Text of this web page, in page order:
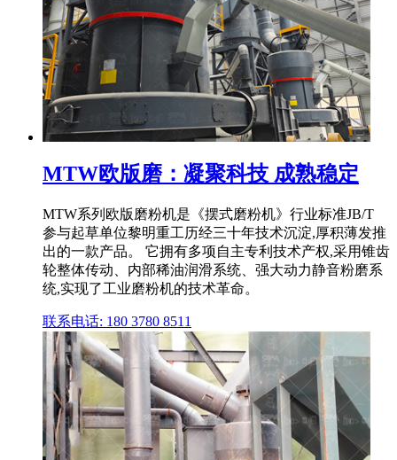
MTW欧版磨：凝聚科技 成熟稳定
MTW系列欧版磨粉机是《摆式磨粉机》行业标准JB/T
参与起草单位黎明重工历经三十年技术沉淀,厚积薄发推
出的一款产品。 它拥有多项自主专利技术产权,采用锥齿
轮整体传动、内部稀油润滑系统、强大动力静音粉磨系
统,实现了工业磨粉机的技术革命。
联系电话: 180 3780 8511